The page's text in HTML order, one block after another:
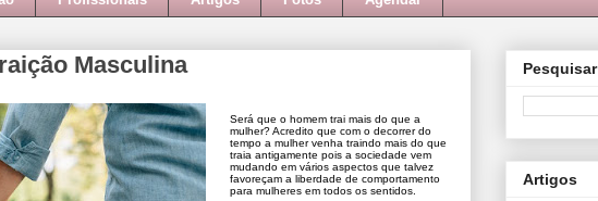
Masculina
Será que o homem trai mais do que a
mulher? Acredito que com o decorrer do
tempo a mulher venha traindo mais do que
traia antigamente pois a sociedade vem
mudando em vários aspectos que talvez
favoreçam a liberdade de comportamento
para mulheres em todos os sentidos.
Pesquisar
Artigos